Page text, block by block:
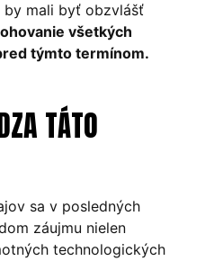
mali byť obzvlášť
všetkých
týmto termínom.
TÁTO
sa v posledných
záujmu nielen
technologických